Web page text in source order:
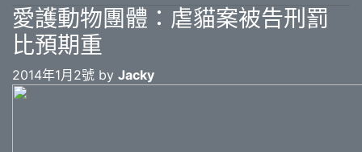
愛護動物團體：虐貓案被告刑罰
比預期重
2014年1月2號 by Jacky